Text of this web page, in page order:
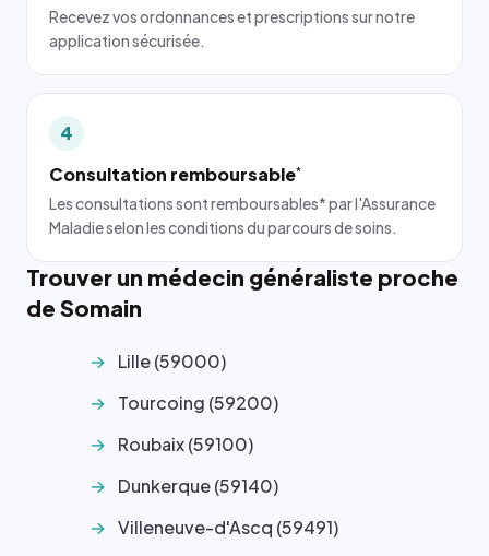
Recevez vos ordonnances et prescriptions sur notre
application sécurisée.
4
Consultation remboursable*
Les consultations sont remboursables* par l'Assurance
Maladie selon les conditions du parcours de soins.
Trouver un médecin généraliste proche
de Somain
Lille (59000)
Tourcoing (59200)
Roubaix (59100)
Dunkerque (59140)
Villeneuve-d'Ascq (59491)